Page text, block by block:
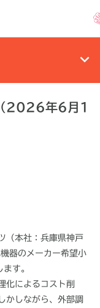
2026年6月1
（本社：兵庫県神戸
器のメーカー希望小
す。
化によるコスト削
かしながら、外部調